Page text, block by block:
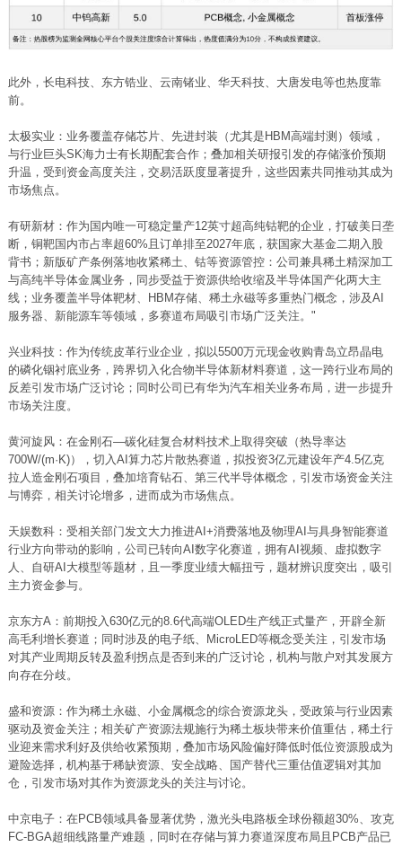
此外，长电科技、东方锆业、云南锗业、华天科技、大唐发电等也热度靠
前。
太极实业：业务覆盖存储芯片、先进封装（尤其是HBM高端封测）领域，
与行业巨头SK海力士有长期配套合作；叠加相关研报引发的存储涨价预期
升温，受到资金高度关注，交易活跃度显著提升，这些因素共同推动其成为
市场焦点。
有研新材：作为国内唯一可稳定量产12英寸超高纯钴靶的企业，打破美日垄
断，铜靶国内市占率超60%且订单排至2027年底，获国家大基金二期入股
背书；新版矿产条例落地收紧稀土、钴等资源管控：公司兼具稀土精深加工
与高纯半导体金属业务，同步受益于资源供给收缩及半导体国产化两大主
线；业务覆盖半导体靶材、HBM存储、稀土永磁等多重热门概念，涉及AI
服务器、新能源车等领域，多赛道布局吸引市场广泛关注。"
兴业科技：作为传统皮革行业企业，拟以5500万元现金收购青岛立昂晶电
的磷化铟衬底业务，跨界切入化合物半导体新材料赛道，这一跨行业布局的
反差引发市场广泛讨论；同时公司已有华为汽车相关业务布局，进一步提升
市场关注度。
黄河旋风：在金刚石—碳化硅复合材料技术上取得突破（热导率达
700W/(m·K)），切入AI算力芯片散热赛道，拟投资3亿元建设年产4.5亿克
拉人造金刚石项目，叠加培育钻石、第三代半导体概念，引发市场资金关注
与博弈，相关讨论增多，进而成为市场焦点。
天娱数科：受相关部门发文大力推进AI+消费落地及物理AI与具身智能赛道
行业方向带动的影响，公司已转向AI数字化赛道，拥有AI视频、虚拟数字
人、自研AI大模型等题材，且一季度业绩大幅扭亏，题材辨识度突出，吸引
主力资金参与。
京东方A：前期投入630亿元的8.6代高端OLED生产线正式量产，开辟全新
高毛利增长赛道；同时涉及的电子纸、MicroLED等概念受关注，引发市场
对其产业周期反转及盈利拐点是否到来的广泛讨论，机构与散户对其发展方
向存在分歧。
盛和资源：作为稀土永磁、小金属概念的综合资源龙头，受政策与行业因素
驱动及资金关注；相关矿产资源法规施行为稀土板块带来价值重估，稀土行
业迎来需求利好及供给收紧预期，叠加市场风险偏好降低时低位资源股成为
避险选择，机构基于稀缺资源、安全战略、国产替代三重估值逻辑对其加
仓，引发市场对其作为资源龙头的关注与讨论。
中京电子：在PCB领域具备显著优势，激光头电路板全球份额超30%、攻克
FC-BGA超细线路量产难题，同时在存储与算力赛道深度布局且PCB产品已